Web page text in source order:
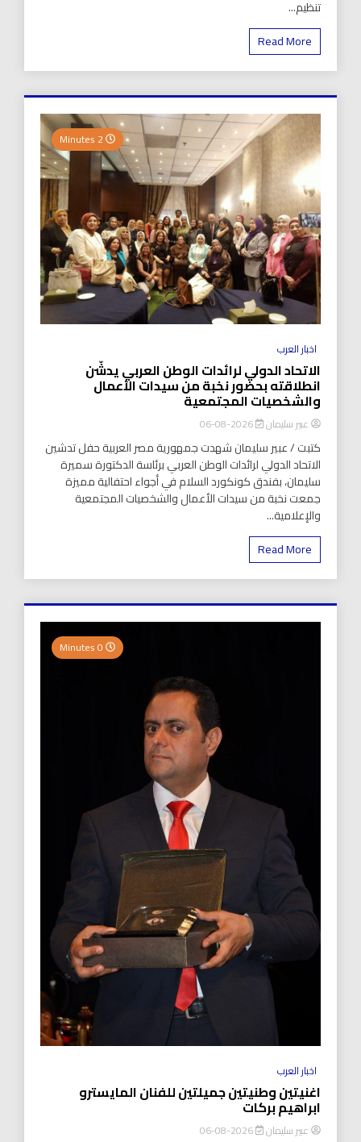
تنظيم...
Read More
اخبار العرب
الاتحاد الدولي لرائدات الوطن العربي يدشّن
انطلاقته بحضور نخبة من سيدات الأعمال
والشخصيات المجتمعية
عبير سليمان 2026-08-06
كتبت / عبير سليمان شهدت جمهورية مصر العربية حفل تدشين
الاتحاد الدولي لرائدات الوطن العربي برئاسة الدكتورة سميرة
سليمان، بفندق كونكورد السلام في أجواء احتفالية مميزة
جمعت نخبة من سيدات الأعمال والشخصيات المجتمعية
والإعلامية...
Read More
اخبار العرب
اغنيتين وطنيتين جميلتين للفنان المايسترو
ابراهيم بركات
عبير سليمان 2026-08-06